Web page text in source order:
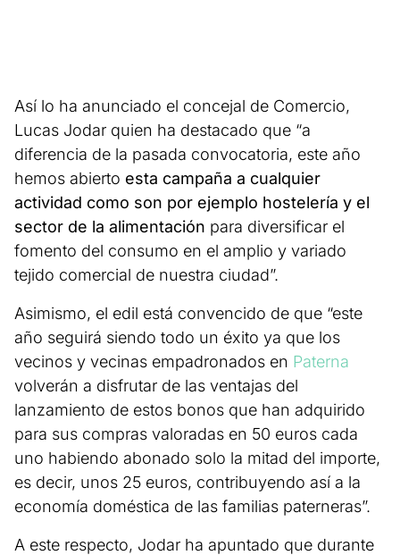
Así lo ha anunciado el concejal de Comercio,
Lucas Jodar quien ha destacado que “a
diferencia de la pasada convocatoria, este año
hemos abierto esta campaña a cualquier
actividad como son por ejemplo hostelería y el
sector de la alimentación para diversificar el
fomento del consumo en el amplio y variado
tejido comercial de nuestra ciudad”.
Asimismo, el edil está convencido de que “este
año seguirá siendo todo un éxito ya que los
vecinos y vecinas empadronados en Paterna
volverán a disfrutar de las ventajas del
lanzamiento de estos bonos que han adquirido
para sus compras valoradas en 50 euros cada
uno habiendo abonado solo la mitad del importe,
es decir, unos 25 euros, contribuyendo así a la
economía doméstica de las familias paterneras”.
A este respecto, Jodar ha apuntado que durante